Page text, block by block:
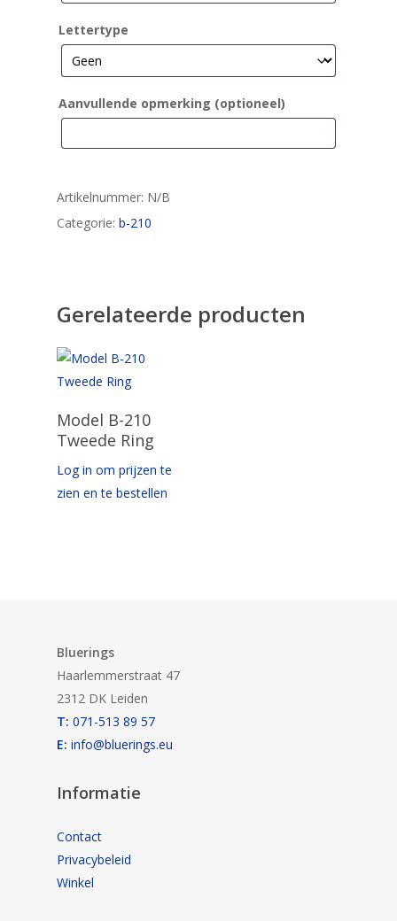
Lettertype
Aanvullende opmerking (optioneel)
Artikelnummer: N/B
Categorie: b-210
Gerelateerde producten
Opties Selecteren
Model B-210
Tweede Ring
Log in om prijzen te
zien en te bestellen
Bluerings
Haarlemmerstraat 47
2312 DK Leiden
T: 071-513 89 57
E: info@bluerings.eu
Informatie
Contact
Privacybeleid
Winkel